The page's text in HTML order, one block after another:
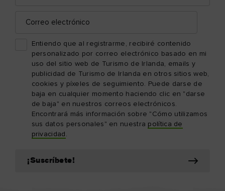
electrónico
Entiendo que al registrarme, recibiré contenido
personalizado por correo electrónico basado en mi
uso del sitio web de Turismo de Irlanda, emails y
publicidad de Turismo de Irlanda en otros sitios web,
cookies y píxeles de seguimiento. Puede darse de
baja en cualquier momento haciendo clic en "darse
de baja" en nuestros correos electrónicos.
Encontrará más información sobre "Cómo utilizamos
sus datos personales" en nuestra política de
privacidad
¡Suscríbete!